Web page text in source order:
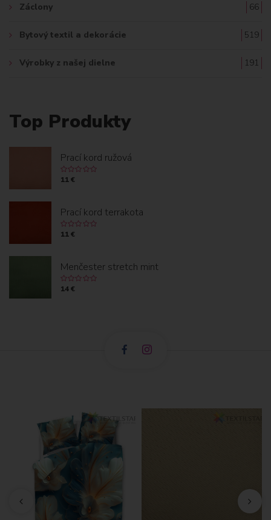
Záclony 66
Bytový textil a dekorácie 519
Výrobky z našej dielne 191
Top Produkty
Prací kord ružová
11 €
Prací kord terrakota
11 €
Menčester stretch mint
14 €